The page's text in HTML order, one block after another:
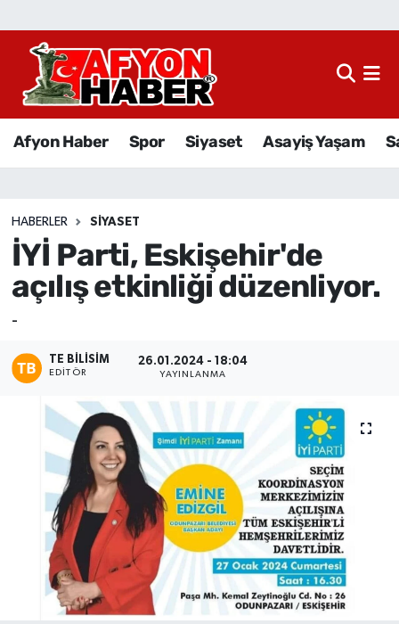
Afyon Haber Spor Siyaset Asayiş Yaşam
HABERLER SIYASET
İYİ Parti, Eskişehir'de
açılış etkinliği düzenliyor.
-
TE BILISIM
EDITÖR
26.01.2024 - 18:04
YAYINLANMA
Afyon Haber
Sağlık
Eğitim
Magazin
Etkinlikler